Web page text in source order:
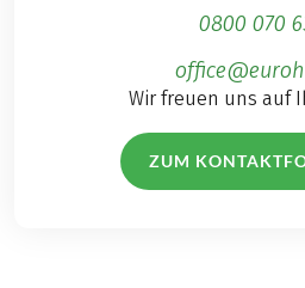
0800 070
Wir freuen uns auf
ZUM